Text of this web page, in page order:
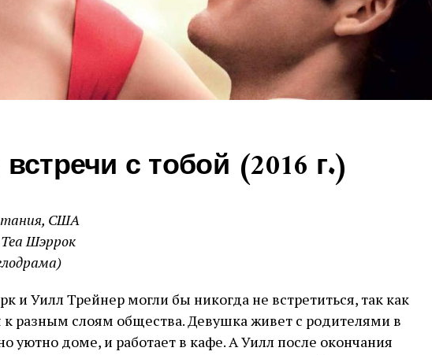
с тобой (2016 г.)
США
Шэррок
и Уилл Трейнер могли бы никогда не встретиться, так как
к разным слоям общества. Девушка живет с родителями в
уютно доме, и работает в кафе. А Уилл после окончания